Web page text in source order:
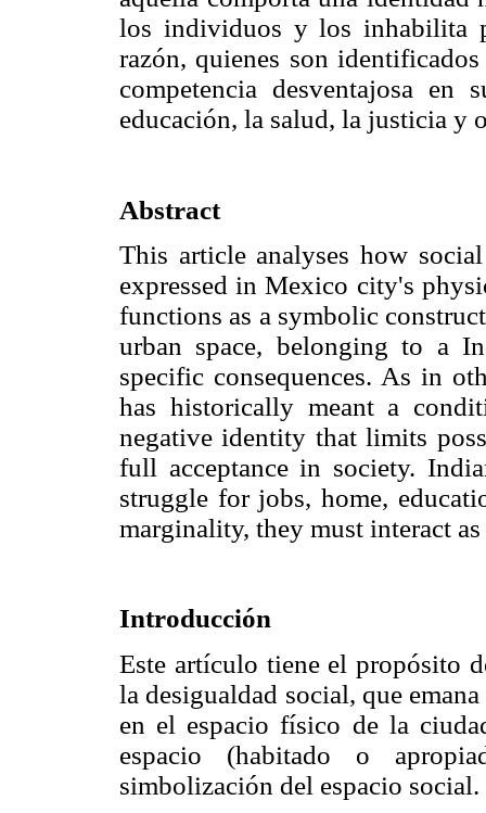
los individuos y los inhabilita
razón, quienes son
competencia desventajosa
educación, la salud, la justicia y
Abstract
This article analyses how
expressed in Mexico city's
functions as a symbolic
urban space, belonging to a
specific consequences. As in
has historically meant a
negative identity that limits
full acceptance in society.
struggle for jobs, home,
marginality, they must interact
Introducción
Este artículo tiene el propósito
la desigualdad social, que
en el espacio físico de la
espacio (habitado o
simbolización del espacio social.